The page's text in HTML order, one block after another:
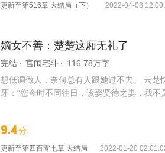
更新至第516章 大结局（下） 2022-04-08
嫡女不善：楚楚这厢无礼了
完结 宫闱宅斗
116.78万字
想低调做人，奈何总有人跟她过不去。 云楚
牙：“您今时不同往日，该娶贤德之妻，我
9.4分
更新至第四百零七章 大结局 2022-01-20